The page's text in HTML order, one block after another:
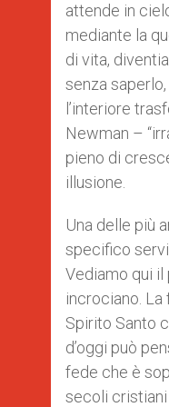
attende in
mediante la
di vita,
senza
l’interiore
Newman –
pieno di
illusione.
Una delle più
specifico
Vediamo qui
incrociano.
Spirito Santo
d’oggi può
fede che è
secoli